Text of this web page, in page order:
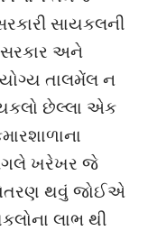
સાયકલની
સરકાર અને
તાલમેંલ ન
છેલ્લા એક
ખરેખર જે
થવું જોઈએ
લાભ થી